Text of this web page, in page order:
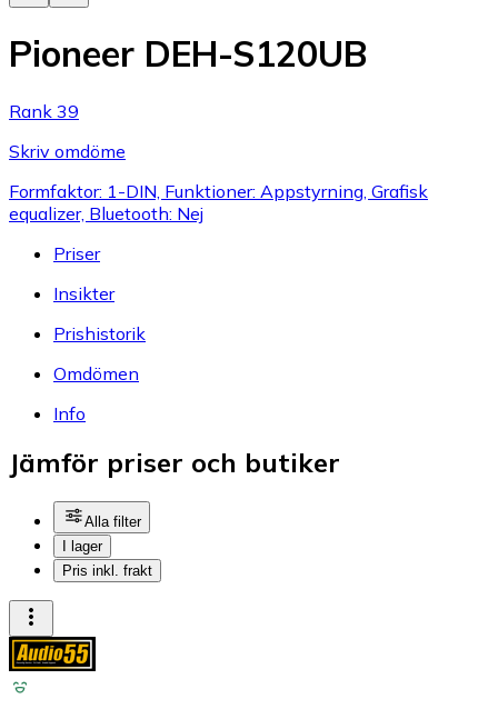
Pioneer DEH-S120UB
Rank 39
Skriv omdöme
Formfaktor: 1-DIN, Funktioner: Appstyrning, Grafisk
equalizer, Bluetooth: Nej
Priser
Insikter
Prishistorik
Omdömen
Info
Jämför priser och butiker
Alla filter
I lager
Pris inkl. frakt